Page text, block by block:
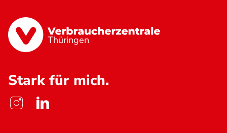
Thüringen
Stark für mich.